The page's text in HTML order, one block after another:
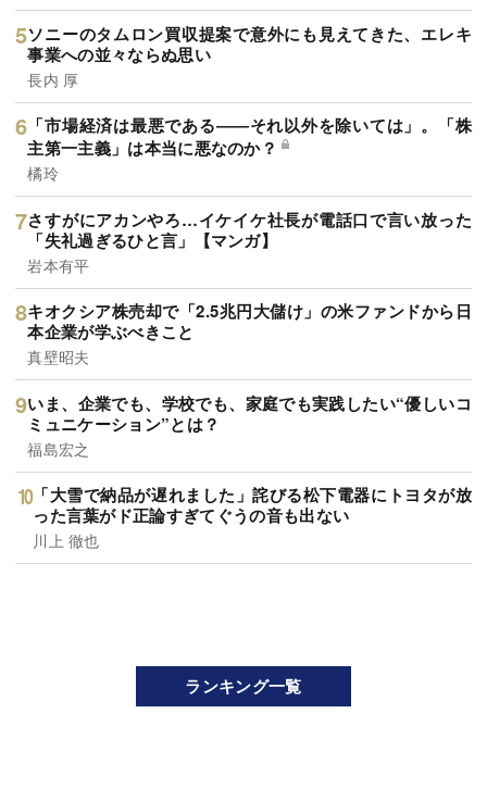
ソニーのタムロン買収提案で意外にも見えてきた、エレキ
事業への並々ならぬ思い
長内 厚
「市場経済は最悪である――それ以外を除いては」。「株
主第一主義」は本当に悪なのか？
橘玲
さすがにアカンやろ…イケイケ社長が電話口で言い放った
「失礼過ぎるひと言」【マンガ】
岩本有平
キオクシア株売却で「2.5兆円大儲け」の米ファンドから日
本企業が学ぶべきこと
真壁昭夫
いま、企業でも、学校でも、家庭でも実践したい“優しいコ
ミュニケーション”とは？
福島宏之
「大雪で納品が遅れました」詫びる松下電器にトヨタが放
った言葉がド正論すぎてぐうの音も出ない
川上 徹也
ランキング一覧